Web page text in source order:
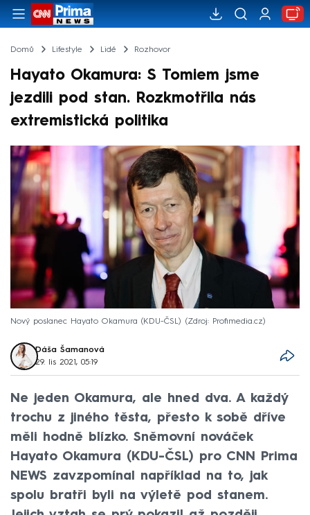
Domů Lifestyle Lidé Rozhovor
Hayato Okamura: S Tomiem jsme
jezdili pod stan. Rozkmotřila nás
extremistická politika
Nový poslanec Hayato Okamura (KDU-ČSL) Zdroj: Profimedia.cz
Dáša Šamanová
29. lis 2021, 05:19
Ne jeden Okamura, ale hned dva. A každý
trochu z jiného těsta, přesto k sobě dříve
měli hodně blízko. Sněmovní nováček
Hayato Okamura (KDU-ČSL) pro CNN Prima
NEWS zavzpomínal například na to, jak
spolu bratři byli na výletě pod stanem.